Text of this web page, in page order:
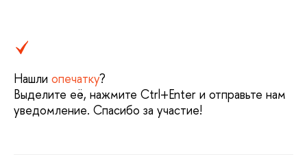
Нашли опечатку?
Выделите её, нажмите Ctrl+Enter и отправьте нам
уведомление. Спасибо за участие!